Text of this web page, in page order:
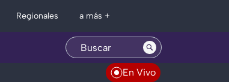
Regionales a más +
En Vivo